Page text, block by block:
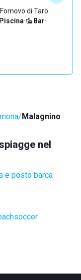
di Taro
Piscina· Bar·
Malagnino
nel
e posto barca